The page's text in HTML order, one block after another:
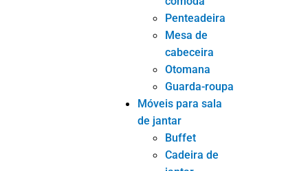
escritório
doméstico
Estante de
livros
Cadeira para
escritório
doméstico
Mesa para
escritório
doméstico